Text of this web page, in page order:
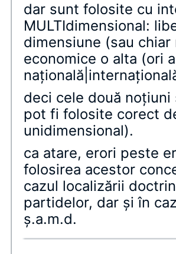
dar sunt folosite cu
MULTIdimensional:
dimensiune (sau
economice o alta (ori
deci cele două
pot fi folosite corect
unidimensional).
ca atare, erori peste
folosirea acestor
cazul localizării
partidelor, dar şi în
ş.a.m.d.